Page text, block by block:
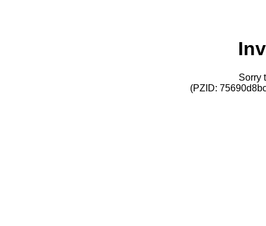
Sorry
(PZID: